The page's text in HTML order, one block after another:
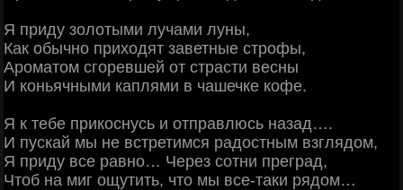
Я приду золотыми лучами луны,
Как обычно приходят заветные строфы,
Ароматом сгоревшей от страсти весны
И коньячными каплями в чашечке кофе.
Я к тебе прикоснусь и отправлюсь назад….
И пускай мы не встретимся радостным взглядом,
Я приду все равно… Через сотни преград,
Чтоб на миг ощутить, что мы все-таки рядом…